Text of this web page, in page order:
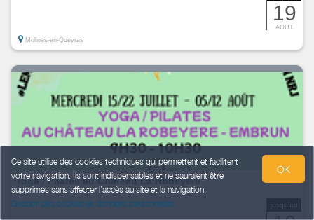
Ce site utilise des cookies techniques qui permettent et facilitent
votre navigation. Ils sont indispensables et ne sauraient être
supprimés sans affecter l’accès au site et la navigation.
Gestion des cookies et données personnelles
OK
19
AOUT
Molines-en-Queyras
Yoga / Pilates au Château La Robéyère